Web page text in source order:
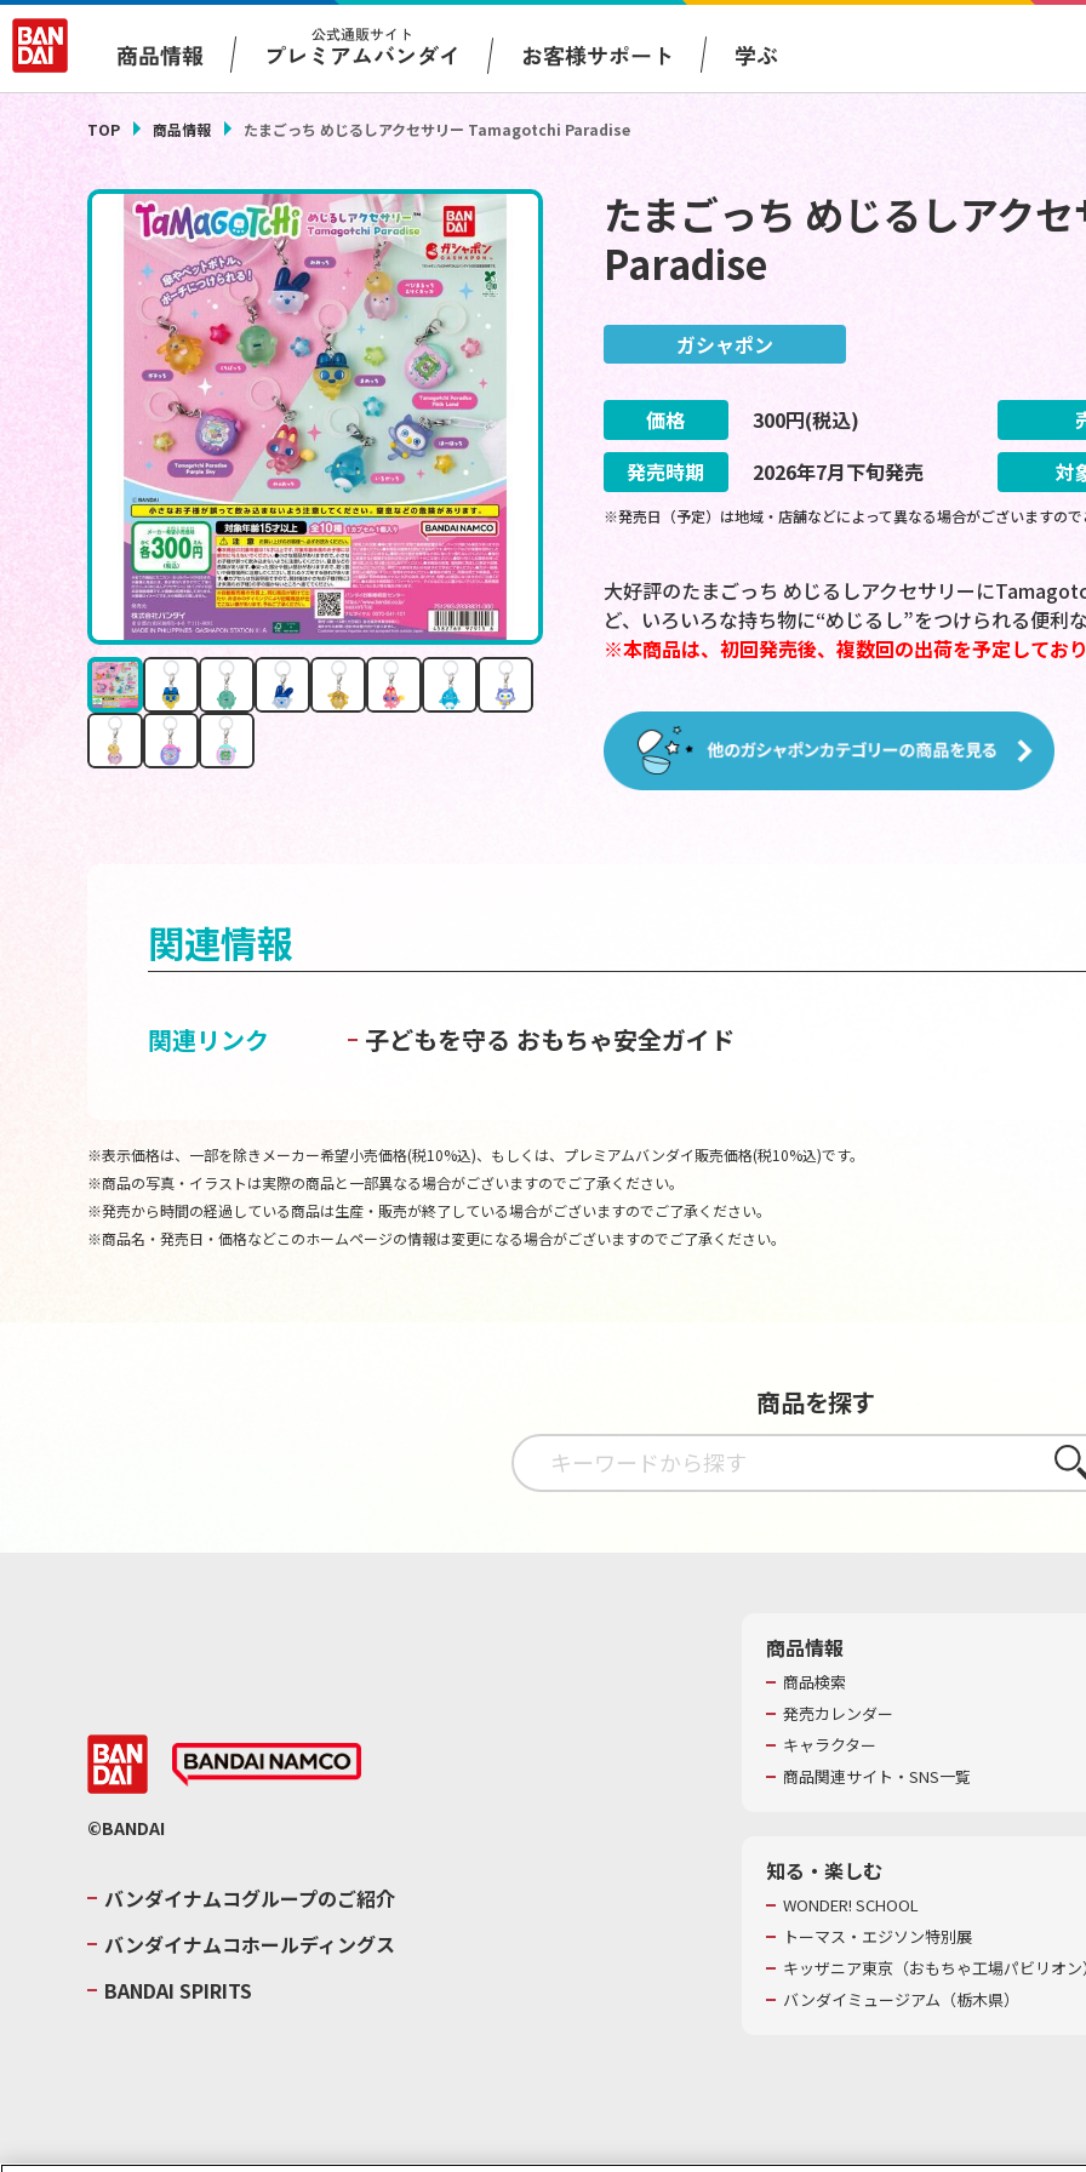
商品情報
公式通販サイト
プレミアムバンダイ お客様サポート 学ぶ
TOP 商品情報 たまごっち めじるしアクセサリー Tamagotchi Paradise
たまごっち めじるしアク
Paradise
ガシャポン
価格 300円(税込)
発売時期
2026年7月下旬発売 対
※発売日（予定）は地域・店舗などによって異なる場合がございますの
大好評のたまごっち めじるしアクセサリーに
ど、いろいろな持ち物に“めじるし”をつけられる便利
※本商品は、初回発売後、複数回の出荷を予定してお
関連情報
関連リンク 子どもを守る おもちゃ安全ガイド
※表示価格は、一部を除きメーカー希望小売価格(税10%込)、もしくは、プレミアムバンダイ販売価格(税10%込)です。
※商品の写真・イラストは実際の商品と一部異なる場合がございますのでご了承ください。
※発売から時間の経過している商品は生産・販売が終了している場合がございますのでご了承ください。
※商品名・発売日・価格などこのホームページの情報は変更になる場合がございますのでご了承ください。
商品を探す
さが
©BANDAI
バンダイナムコグループのご紹介
バンダイナムコホールディングス
BANDAI SPIRITS
商品情報
商品検索
発売カレンダー
キャラクター
商品関連サイト・SNS一覧
知る・楽しむ
WONDER! SCHOOL
トーマス・エジソン特別展
キッザニア東京（おもちゃ工場パビリオ
バンダイミュージアム（栃木県）